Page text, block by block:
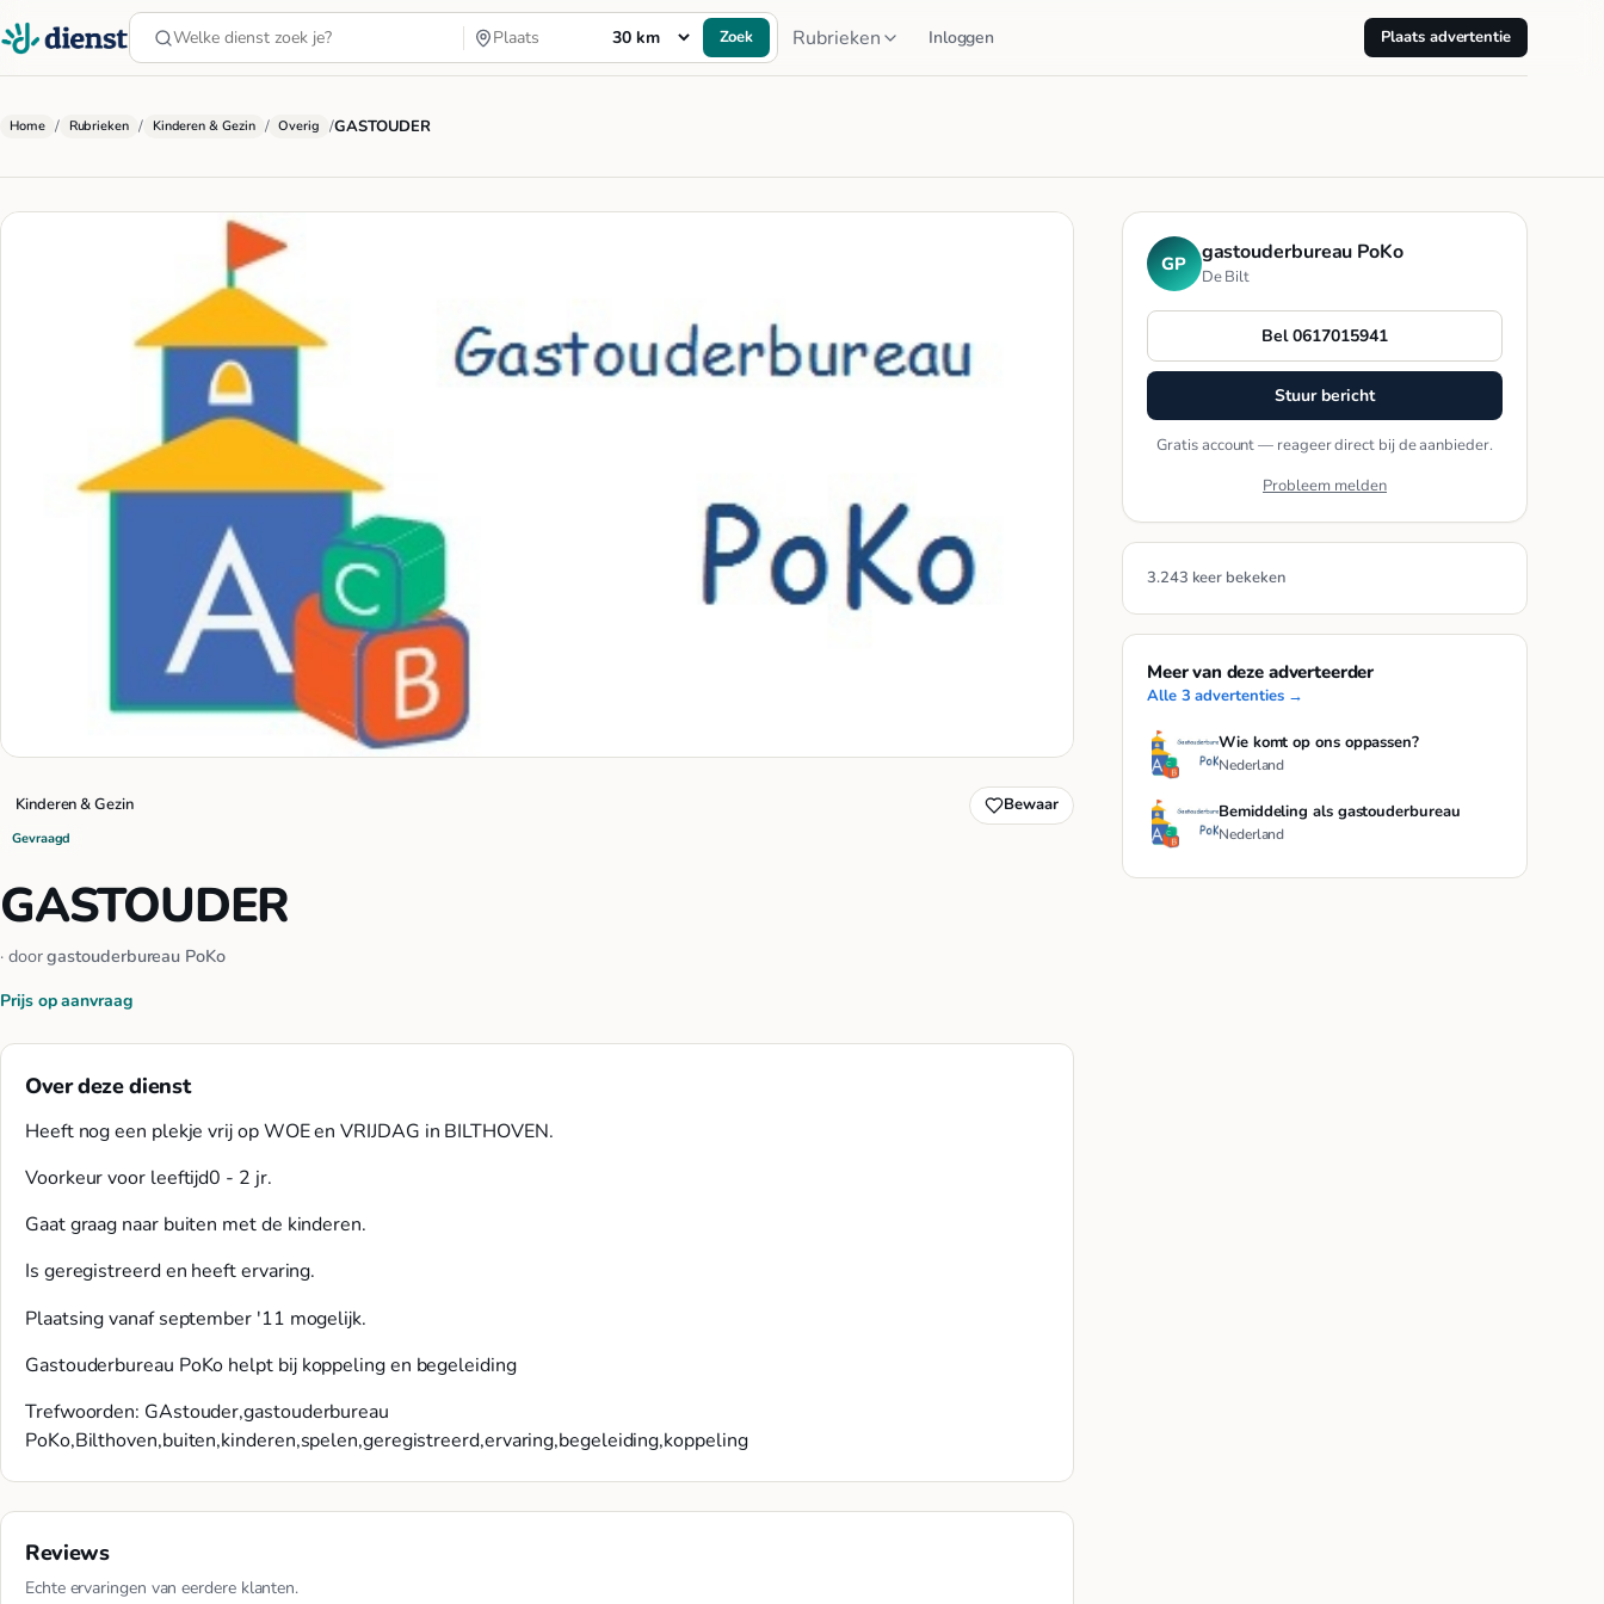
Zoek Rubrieken Inloggen Plaats advertentie
Home / Rubrieken / Kinderen & Gezin / Overig /GASTOUDER
Kinderen & Gezin Bewaar
Gevraagd
GASTOUDER
· doorgastouderbureau PoKo
Prijs op aanvraag
Over deze dienst
Heeft nog een plekje vrij op WOE en VRIJDAG in BILTHOVEN.
Voorkeur voor leeftijd0 - 2 jr.
Gaat graag naar buiten met de kinderen.
Is geregistreerd en heeft ervaring.
Plaatsing vanaf september '11 mogelijk.
Gastouderbureau PoKo helpt bij koppeling en begeleiding
Trefwoorden: GAstouder,gastouderbureau
PoKo,Bilthoven,buiten,kinderen,spelen,geregistreerd,ervaring,begeleiding,koppeling
Reviews
Echte ervaringen van eerdere klanten.
GP gastouderbureau PoKo
De Bilt
Bel 0617015941
Stuur bericht
Gratis account — reageer direct bij de aanbieder.
Probleem melden
3.243 keer bekeken
Meer van deze adverteerder
Alle 3 advertenties →
Wie komt op ons oppassen?
Nederland
Bemiddeling als gastouderbureau
Nederland